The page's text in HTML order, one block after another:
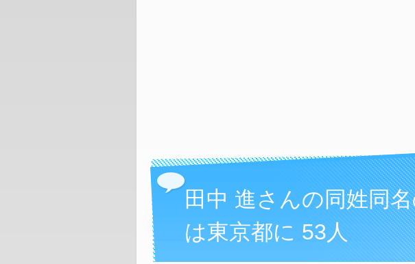
田中 進さんの同姓同
は東京都に 53人